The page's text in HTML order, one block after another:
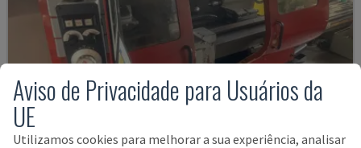
Aviso de Privacidade para Usuários da
UE
Utilizamos cookies para melhorar a sua experiência, analisar